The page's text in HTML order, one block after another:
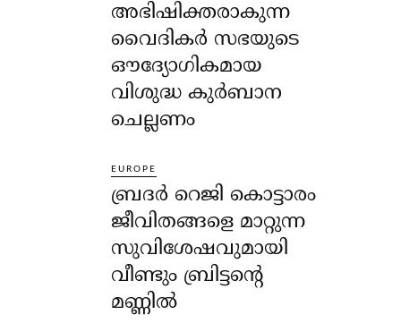
അഭിഷിക്തരാകുന്ന
വൈദികർ സഭയുടെ
ഔദ്യോഗികമായ
വിശുദ്ധ കുർബാന
ചെല്ലണം
EUROPE
ബ്രദർ റെജി കൊട്ടാരം
ജീവിതങ്ങളെ മാറ്റുന്ന
സുവിശേഷവുമായി
വീണ്ടും ബ്രിട്ടന്റെ
മണ്ണിൽ